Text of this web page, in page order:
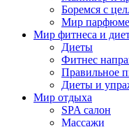
Боремся с
Мир
Мир фитнеса и
Диеты
Фитнес
Правильное
Диеты и
Мир отдыха
SPA салон
Массажи